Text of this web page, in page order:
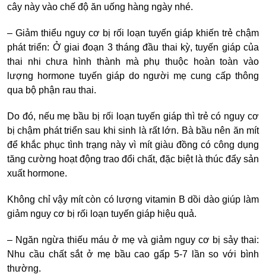
cây này vào chế độ ăn uống hàng ngày nhé.
– Giảm thiểu nguy cơ bị rối loạn tuyến giáp khiến trẻ chậm
phát triển: Ở giai đoạn 3 tháng đầu thai kỳ, tuyến giáp của
thai nhi chưa hình thành mà phụ thuộc hoàn toàn vào
lượng hormone tuyến giáp do người mẹ cung cấp thông
qua bộ phận rau thai.
Do đó, nếu mẹ bầu bị rối loạn tuyến giáp thì trẻ có nguy cơ
bị chậm phát triển sau khi sinh là rất lớn. Bà bầu nên ăn mít
để khắc phục tình trạng này vì mít giàu đồng có công dụng
tăng cường hoạt động trao đổi chất, đặc biệt là thúc đẩy sản
xuất hormone.
Không chỉ vậy mít còn có lượng vitamin B dồi dào giúp làm
giảm nguy cơ bị rối loạn tuyến giáp hiệu quả.
– Ngăn ngừa thiếu máu ở mẹ và giảm nguy cơ bị sảy thai:
Nhu cầu chất sắt ở mẹ bầu cao gấp 5-7 lần so với bình
thường.